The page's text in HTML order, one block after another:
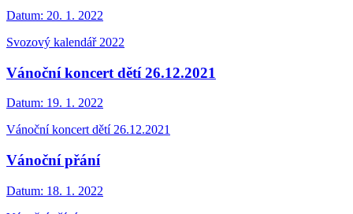
Datum: 20. 1. 2022
Svozový kalendář 2022
Vánoční koncert dětí 26.12.2021
Datum: 19. 1. 2022
Vánoční koncert dětí 26.12.2021
Vánoční přání
Datum: 18. 1. 2022